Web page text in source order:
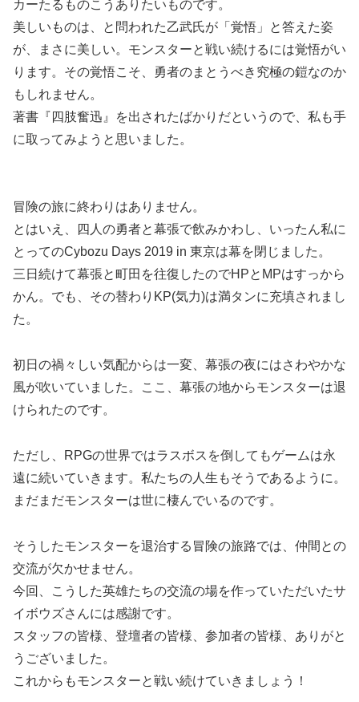
カーたるものこうありたいものです。
美しいものは、と問われた乙武氏が「覚悟」と答えた姿
が、まさに美しい。モンスターと戦い続けるには覚悟がい
ります。その覚悟こそ、勇者のまとうべき究極の鎧なのか
もしれません。
著書『四肢奮迅』を出されたばかりだというので、私も手
に取ってみようと思いました。
冒険の旅に終わりはありません。
とはいえ、四人の勇者と幕張で飲みかわし、いったん私に
とってのCybozu Days 2019 in 東京は幕を閉じました。
三日続けて幕張と町田を往復したのでHPとMPはすっから
かん。でも、その替わりKP(気力)は満タンに充填されまし
た。
初日の禍々しい気配からは一変、幕張の夜にはさわやかな
風が吹いていました。ここ、幕張の地からモンスターは退
けられたのです。
ただし、RPGの世界ではラスボスを倒してもゲームは永
遠に続いていきます。私たちの人生もそうであるように。
まだまだモンスターは世に棲んでいるのです。
そうしたモンスターを退治する冒険の旅路では、仲間との
交流が欠かせません。
今回、こうした英雄たちの交流の場を作っていただいたサ
イボウズさんには感謝です。
スタッフの皆様、登壇者の皆様、参加者の皆様、ありがと
うございました。
これからもモンスターと戦い続けていきましょう！